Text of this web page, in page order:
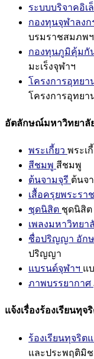
ระบบบริจาคอิเ
กองทุนจุฬาลง
บรมราชสมภพฯ
กองทุนภูมิคุ้มกั
มะเร็งจุฬาฯ
โครงการอุทยา
โครงการอุทยา
อัตลักษณ์มหาวิทยาลั
พระเกี้ยว พระเ
สีชมพู สีชมพู
ต้นจามจุรี ต้นจ
เสื้อครุยพระรา
ชุดนิสิต ชุดนิสิต
เพลงมหาวิทยา
ชื่อปริญญา อัก
ปริญญา
แบรนด์จุฬาฯ แ
ภาพบรรยากาศ
แจ้งเรื่องร้องเรียนทุจ
ร้องเรียนทุจริต
และประพฤติมิ